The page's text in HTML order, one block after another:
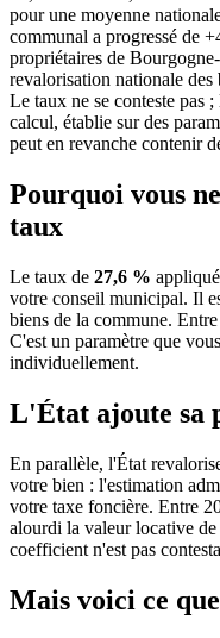
pour une moyenne
communal a progressé de
propriétaires de
revalorisation nationale
Le taux ne se conteste pas
calcul, établie sur des
peut en revanche contenir
Pourquoi vous
taux
Le taux de 27,6 %
votre conseil municipal. Il
biens de la commune.
C'est un paramètre que
individuellement.
L'État ajoute sa
En parallèle, l'État
votre bien : l'estimation
votre taxe foncière. Entre
alourdi la valeur locative de
coefficient n'est pas
Mais voici ce